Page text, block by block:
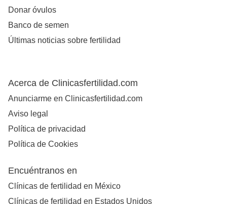
Donar óvulos
Banco de semen
Últimas noticias sobre fertilidad
Acerca de Clinicasfertilidad.com
Anunciarme en Clinicasfertilidad.com
Aviso legal
Política de privacidad
Política de Cookies
Encuéntranos en
Clínicas de fertilidad en México
Clínicas de fertilidad en Estados Unidos